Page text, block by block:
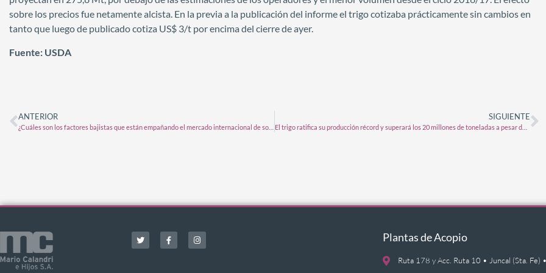
sobre los precios fue netamente alcista. En la previa a la publicación del informe el trigo cotizaba prácticamente sin cambios en
tanto que luego de publicado cotiza US$ 3/t por encima del cierre de ayer.
Fuente: USDA
ANTERIOR SIGUIENTE
Plantas de Acopio
Ruta 178 y Acc. Ruta 10 • Juncal (Sta.